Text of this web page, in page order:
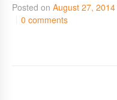
Posted on August 27, 2014
0 comments